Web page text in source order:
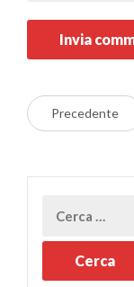
Precedente